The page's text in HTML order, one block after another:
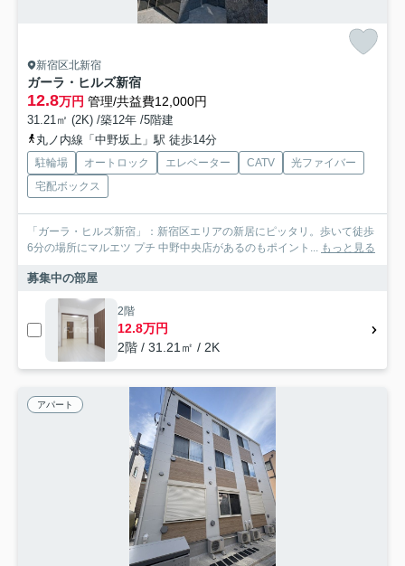
新宿区北新宿
ガーラ・ヒルズ新宿
12.8万円 管理/共益費12,000円
31.21㎡ (2K) /築12年 /5階建
丸ノ内線「中野坂上」駅 徒歩14分
駐輪場 オートロック エレベーター CATV
光ファイバー
宅配ボックス
「ガーラ・ヒルズ新宿」：新宿区エリアの新居にピッタリ。歩いて徒歩
6分の場所にマルエツ プチ 中野中央店があるのもポイント... もっと見る
募集中の部屋
2階
12.8万円
2階 / 31.21㎡ / 2K
アパート